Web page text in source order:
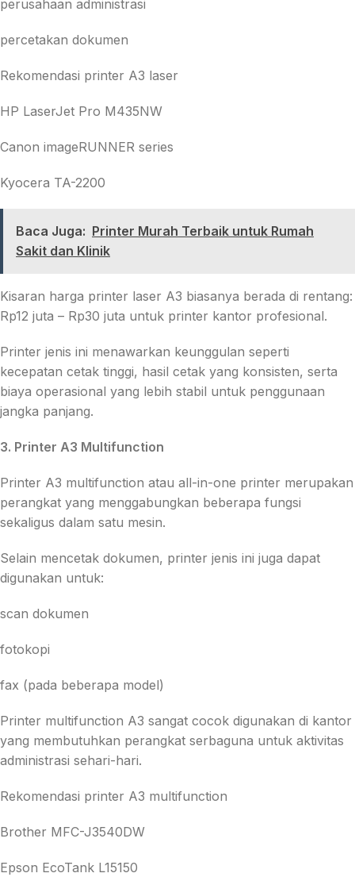
perusahaan administrasi
percetakan dokumen
Rekomendasi printer A3 laser
HP LaserJet Pro M435NW
Canon imageRUNNER series
Kyocera TA-2200
Baca Juga: Printer Murah Terbaik untuk Rumah
Sakit dan Klinik
Kisaran harga printer laser A3 biasanya berada di rentang:
Rp12 juta – Rp30 juta untuk printer kantor profesional.
Printer jenis ini menawarkan keunggulan seperti
kecepatan cetak tinggi, hasil cetak yang konsisten, serta
biaya operasional yang lebih stabil untuk penggunaan
jangka panjang.
3. Printer A3 Multifunction
Printer A3 multifunction atau all-in-one printer merupakan
perangkat yang menggabungkan beberapa fungsi
sekaligus dalam satu mesin.
Selain mencetak dokumen, printer jenis ini juga dapat
digunakan untuk:
scan dokumen
fotokopi
fax (pada beberapa model)
Printer multifunction A3 sangat cocok digunakan di kantor
yang membutuhkan perangkat serbaguna untuk aktivitas
administrasi sehari-hari.
Rekomendasi printer A3 multifunction
Brother MFC-J3540DW
Epson EcoTank L15150